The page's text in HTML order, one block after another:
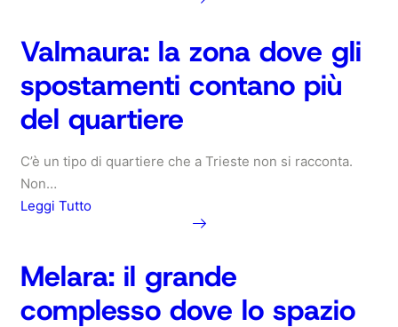
in
centro
Borgo
San
Sergio:
quartiere
il
verde
non
lusso
Valmaura: la zona dove gli
spostamenti contano più
del quartiere
C’è un tipo di quartiere che a Trieste non si racconta.
Non…
Leggi Tutto
Valmaura:
la
zona
Melara: il grande
complesso dove lo spazio